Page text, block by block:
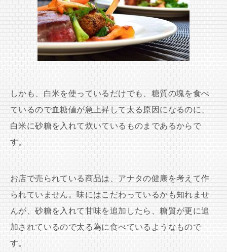
しかも、白米を使っているだけでも、糖質の塊を食べ
ているので血糖値が急上昇して太る原因になるのに、
白米に砂糖を入れて炊いているものまであるからで
す。
お店で売られている商品は、アナタの健康を考えて作
られていません。味にはこだわっているかも知れませ
んが、砂糖を入れて甘味を追加したら、糖質が更に追
加されているので太る為に食べているようなもので
す。